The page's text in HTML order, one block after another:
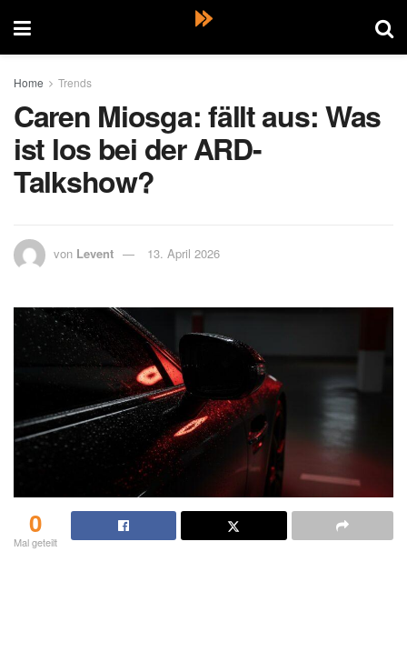
Home Trends
Caren Miosga: fällt aus: Was
ist los bei der ARD-
Talkshow?
von Levent 13. April 2026
0
Mal geteilt